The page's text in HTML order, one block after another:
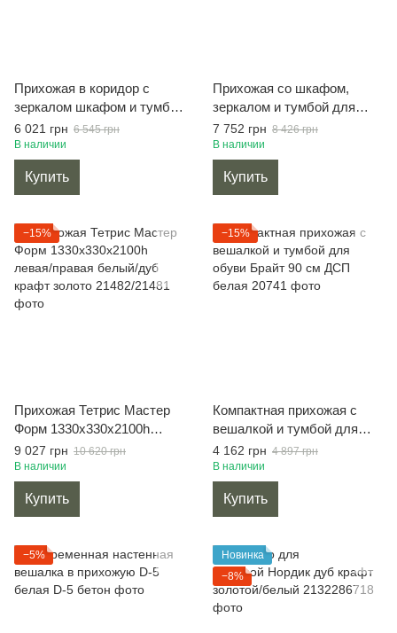
Прихожая в коридор с
зеркалом шкафом и тумбой
для обуви Ривьера дуб
сонома белый
6 021 грн 6 545 грн
В наличии
Купить
Прихожая со шкафом,
зеркалом и тумбой для
обуви 150 см Тандем ШП-1
дуб сонома/белый
7 752 грн 8 426 грн
В наличии
Купить
−15%
Прихожая Тетрис Мастер
Форм 1330х330х2100h
левая/правая белый/дуб
крафт золото
9 027 грн 10 620 грн
В наличии
Купить
−15%
Компактная прихожая с
вешалкой и тумбой для
обуви Брайт 90 см ДСП
белая
4 162 грн 4 897 грн
В наличии
Купить
−5%
Новинка
−8%